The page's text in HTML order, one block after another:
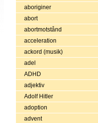
aboriginer
abort
abortmotstånd
acceleration
ackord (musik)
adel
ADHD
adjektiv
Adolf Hitler
adoption
advent